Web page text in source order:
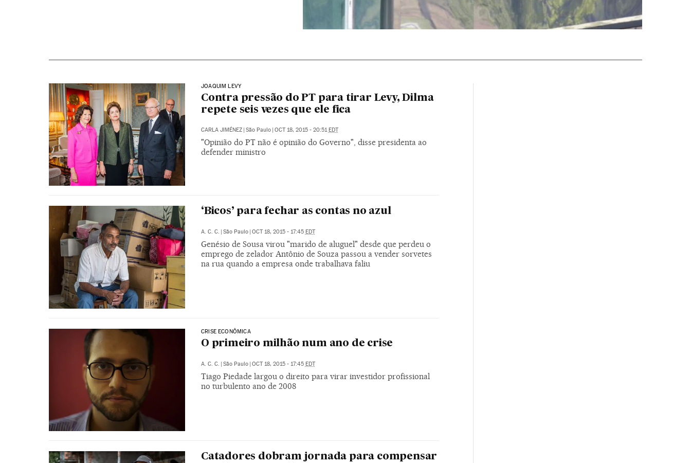
JOAQUIM LEVY
Contra pressão do PT para tirar Levy, Dilma
repete seis vezes que ele fica
CARLA JIMÉNEZ | São Paulo | OCT 18, 2015 - 20:51EDT
"Opinião do PT não é opinião do Governo", disse presidenta ao
defender ministro
‘Bicos’ para fechar as contas no azul
A. C. C. São Paulo OCT 18, 2015 - 17:45 EDT
Genésio de Sousa virou "marido de aluguel" desde que perdeu o
emprego de zelador Antônio de Souza passou a vender sorvetes
na rua quando a empresa onde trabalhava faliu
CRISE ECONÔMICA
O primeiro milhão num ano de crise
A. C. C. | São Paulo | OCT 18, 2015 - 17:45 EDT
Tiago Piedade largou o direito para virar investidor profissional
no turbulento ano de 2008
Catadores dobram jornada para compensar